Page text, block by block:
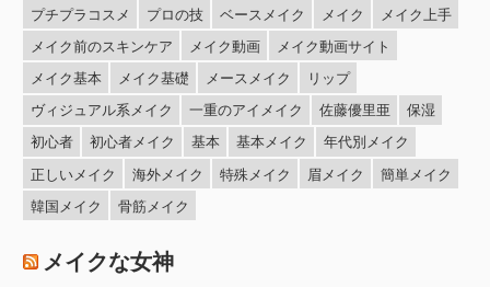
プチプラコスメ
プロの技 ベースメイク メイク
メイク上手
メイク前のスキンケア
メイク動画
メイク動画サイト
メイク基本
メイク基礎 メースメイク
リップ
ヴィジュアル系メイク
一重のアイメイク 佐藤優里亜
保湿
初心者
初心者メイク 基本 基本メイク
年代別メイク
正しいメイク
海外メイク 特殊メイク 眉メイク
簡単メイク
韓国メイク
骨筋メイク
メイクな女神